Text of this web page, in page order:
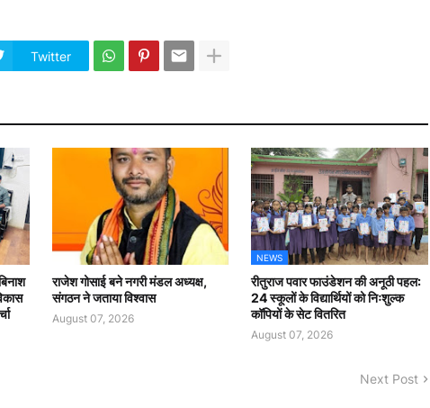
Twitter
राजेश गोसाई बने नगरी मंडल अध्यक्ष,
संगठन ने जताया विश्वास
August 07, 2026
NEWS
रीतुराज पवार फाउंडेशन की अनूठी पहल:
24 स्कूलों के विद्यार्थियों को निःशुल्क
कॉपियों के सेट वितरित
August 07, 2026
Next Post